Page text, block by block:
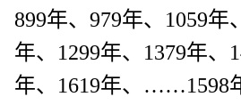
899年、979年、1059年
年、1299年、1379年、
年、1619年、……1598